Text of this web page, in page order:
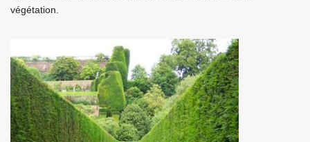
végétation.